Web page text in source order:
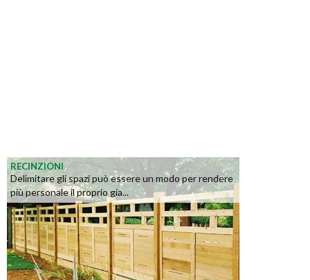
RECINZIONI
Delimitare gli spazi può essere un modo per rendere
più personale il proprio gia...